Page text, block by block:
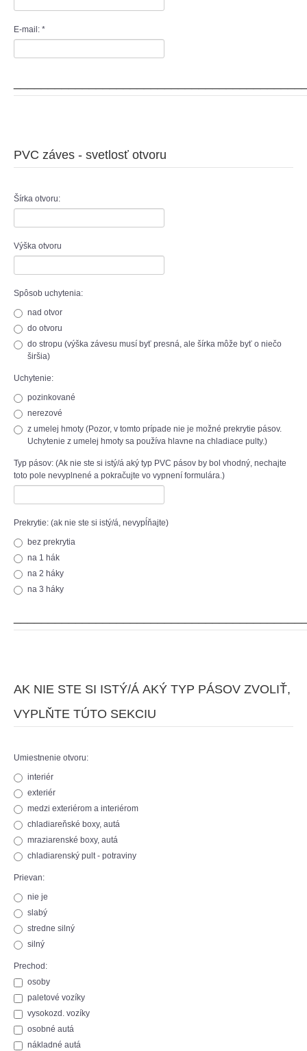
E-mail: *
PVC záves - svetlosť otvoru
Šírka otvoru:
Výška otvoru
Spôsob uchytenia:
nad otvor
do otvoru
do stropu (výška závesu musí byť presná, ale šírka môže byť o niečo
širšia)
Uchytenie:
pozinkované
nerezové
z umelej hmoty (Pozor, v tomto prípade nie je možné prekrytie pásov.
Uchytenie z umelej hmoty sa používa hlavne na chladiace pulty.)
Typ pásov: (Ak nie ste si istý/á aký typ PVC pásov by bol vhodný, nechajte
toto pole nevyplnené a pokračujte vo vypnení formulára.)
Prekrytie: (ak nie ste si istý/á, nevypĺňajte)
bez prekrytia
na 1 hák
na 2 háky
na 3 háky
AK NIE STE SI ISTÝ/Á AKÝ TYP PÁSOV ZVOLIŤ,
VYPLŇTE TÚTO SEKCIU
Umiestnenie otvoru:
interiér
exteriér
medzi exteriérom a interiérom
chladiareňské boxy, autá
mraziarenské boxy, autá
chladiarenský pult - potraviny
Prievan:
nie je
slabý
stredne silný
silný
Prechod:
osoby
paletové vozíky
vysokozd. vozíky
osobné autá
nákladné autá